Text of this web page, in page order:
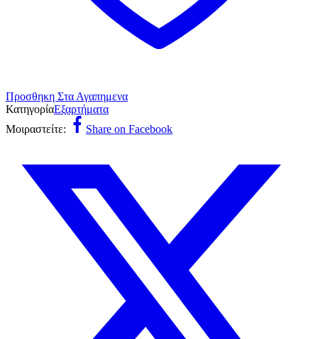
Προσθηκη Στα Αγαπημενα
ΚατηγορίαΕξαρτήματα
Μοιραστείτε:
Share on Facebook